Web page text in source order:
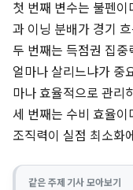
첫 번째 변수는 불펜
과 이닝 분배가 경기
두 번째는 득점권 집
얼마나 살리느냐가 중
마나 효율적으로 관리
세 번째는 수비 효율
조직력이 실점 최소화
같은 주제 기사 모아보기